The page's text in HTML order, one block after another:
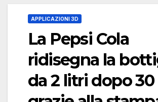
APPLICAZIONI 3D
La Pepsi Cola
ridisegna la
da 2 litri dopo